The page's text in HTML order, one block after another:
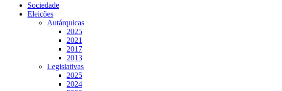
Sociedade
Eleições
Autárquicas
2025
2021
2017
2013
Legislativas
2025
2024